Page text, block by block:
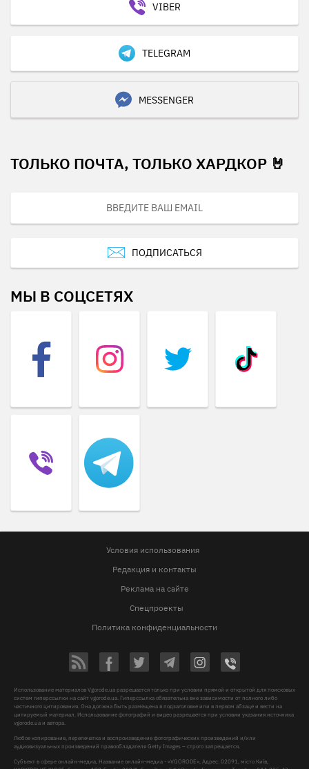
VIBER
TELEGRAM
MESSENGER
ТОЛЬКО ПОЧТА, ТОЛЬКО ХАРДКОР 🤘
ПОДПИСАТЬСЯ
МЫ В СОЦСЕТЯХ
Условия использования
Редакция и контакты
Реклама на сайте
Спецпроекты
Политика конфиденциальности
Использование материалов Vgorode.ua разрешается только при условии прямой и открытой для поисковых
систем гиперссылки на сайт vgorode.ua. Гиперссылка обязательна вне зависимости от полного либо
частичного цитирования. Она должна быть размещена в подзаголовке или в первом абзаце и вести на
цитируемый материал. Использование фотографий и видео разрешается при условии указания источника
vgorode.ua и автора.
Любое копирование, перепечатка и воспроизведение фотографических произведений и/или
аудиовизуальных произведений правообладателя Getty Images – строго запрещается.
Субъект в сфере онлайн-медиа, Название онлайн-медиа - «VGORODE», Адрес: 02091, місто Київ,